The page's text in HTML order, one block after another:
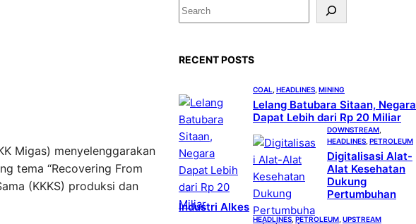
Migas) menyelenggarakan
tema “Recovering From
(KKKS) produksi dan
S
e
r
h
RECENT POSTS
COAL HEADLINES MINING
Lelang Batubara Sitaan, Negara
Dapat Lebih dari Rp 20 Miliar
DOWNSTREAM
HEADLINES PETROLEUM
Digitalisasi Alat-
Alat Kesehatan
Dukung
Pertumbuhan
Industri Alkes
HEADLINES PETROLEUM UPSTREAM